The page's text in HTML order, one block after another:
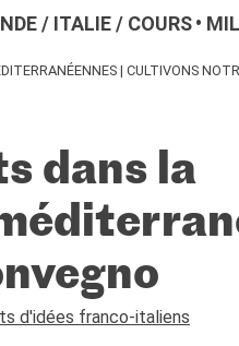
/ ITALIE/ COURS
| CULTIVONS
dans la
d'idées franco-italiens